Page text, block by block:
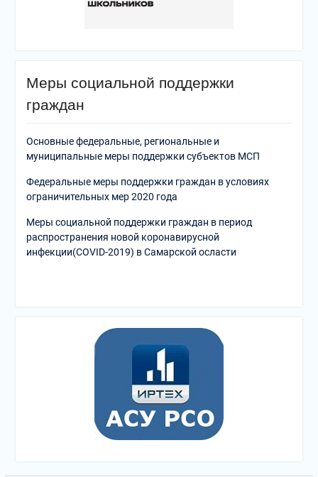
Меры социальной поддержки
граждан
Основные федеральные, региональные и
муниципальные меры поддержки субъектов МСП
Федеральные меры поддержки граждан в условиях
ограничительных мер 2020 года
Меры социальной поддержки граждан в период
распространения новой коронавирусной
инфекции(COVID-2019) в Самарской осласти